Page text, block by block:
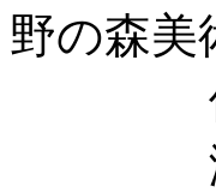
野の森美
個展
汎瀬戸